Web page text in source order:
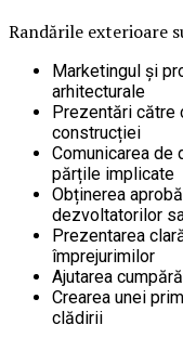
Randările exterioare
Marketingul și
arhitecturale
Prezentări către
construcției
Comunicarea de
părțile implicate
Obținerea
dezvoltatorilor
Prezentarea
împrejurimilor
Ajutarea
Crearea unei
clădirii